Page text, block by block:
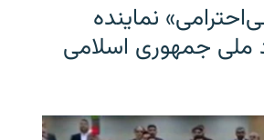
نماینده
ملی جمهوری اسلامی